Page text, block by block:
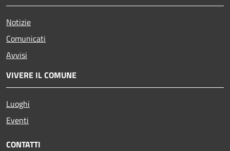
Notizie
Comunicati
Avvisi
VIVERE IL COMUNE
Luoghi
Eventi
CONTATTI